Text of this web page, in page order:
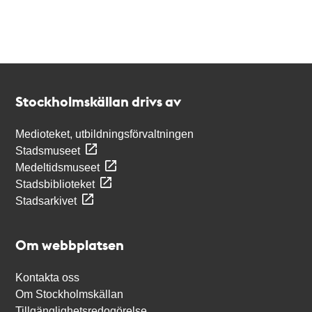
Stockholmskällan drivs av
Medioteket, utbildningsförvaltningen
Stadsmuseet
Medeltidsmuseet
Stadsbiblioteket
Stadsarkivet
Om webbplatsen
Kontakta oss
Om Stockholmskällan